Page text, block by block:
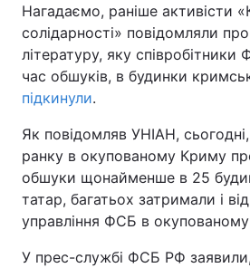
Нагадаємо, раніше активісти
солідарності» повідомляли
літературу, яку
час обшуків, в будинки
підкинули.
Як повідомляв УНІАН,
ранку в окупованому Криму
обшуки щонайменше в 25
татар, багатьох затримали і
управління ФСБ в
У прес-службі ФСБ РФ